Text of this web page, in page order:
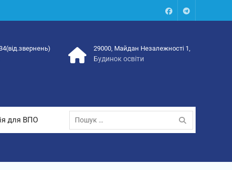
FacebookTalegram
29000, Майдан Незалежності 1,
Будинок освіти
для ВПО
Пошук: